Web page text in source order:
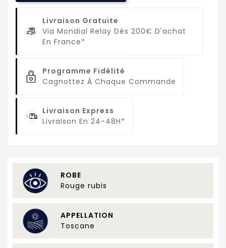
Livraison Gratuite
Via Mondial Relay Dès 200€ D'achat
En France*
Programme Fidélité
Cagnottez À Chaque Commande
Livraison Express
Livraison En 24-48H*
ROBE
Rouge rubis
APPELLATION
Toscane